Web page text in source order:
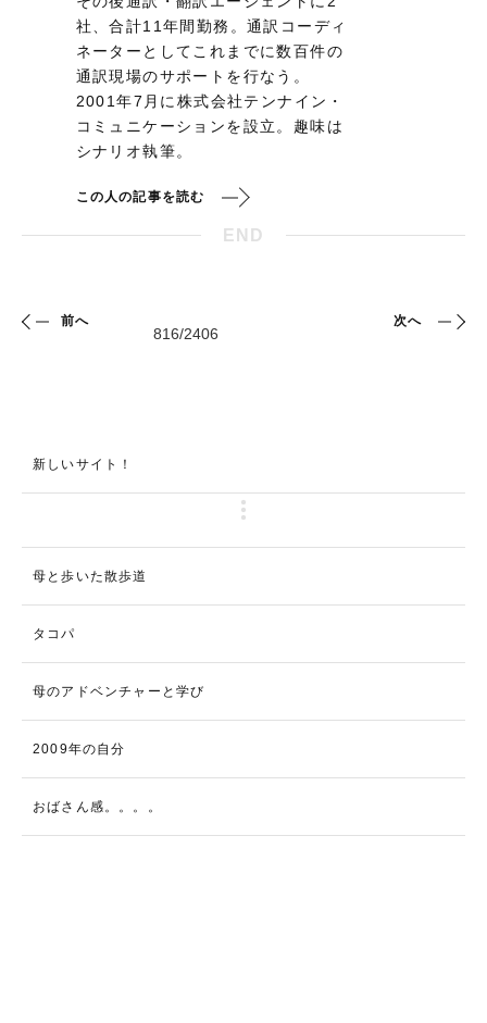
社、合計11年間勤務。通訳コーディ
ネーターとしてこれまでに数百件の
通訳現場のサポートを行なう。
2001年7月に株式会社テンナイン・
コミュニケーションを設立。趣味は
シナリオ執筆。
この人の記事を読む
END
前へ 次へ
新しいサイト！
母と歩いた散歩道
タコパ
母のアドベンチャーと学び
2009年の自分
おばさん感。。。。